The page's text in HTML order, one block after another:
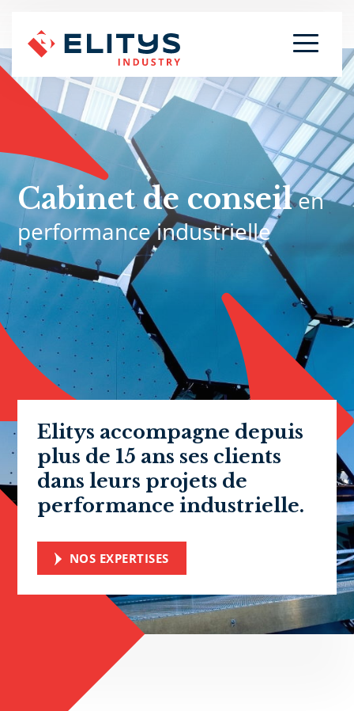
Cabinet de conseilen
performance industrielle
Elitys accompagne depuis
plus de 15 ans ses clients
dans leurs projets de
performance industrielle.
NOS EXPERTISES